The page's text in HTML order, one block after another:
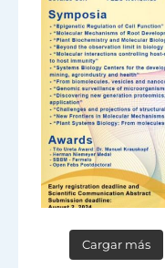
Cargar más